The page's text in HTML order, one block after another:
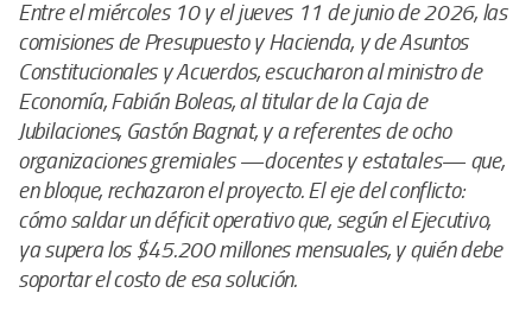
Entre el miércoles 10 y el jueves 11 de junio de 2026, las
comisiones de Presupuesto y Hacienda, y de Asuntos
Constitucionales y Acuerdos, escucharon al ministro de
Economía, Fabián Boleas, al titular de la Caja de
Jubilaciones, Gastón Bagnat, y a referentes de ocho
organizaciones gremiales —docentes y estatales— que,
en bloque, rechazaron el proyecto. El eje del conflicto:
cómo saldar un déficit operativo que, según el Ejecutivo,
ya supera los $45.200 millones mensuales, y quién debe
soportar el costo de esa solución.